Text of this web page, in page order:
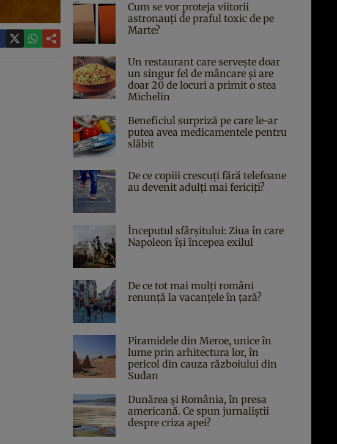
Cum se vor proteja viitorii
astronauți de praful toxic de pe
Marte?
Un restaurant care servește doar
un singur fel de mâncare și are
doar 20 de locuri a primit o stea
Michelin
Beneficiul surpriză pe care le-ar
putea avea medicamentele pentru
slăbit
De ce copiii crescuți fără telefoane
au devenit adulți mai fericiți?
Începutul sfârşitului: Ziua în care
Napoleon îşi începea exilul
De ce tot mai mulți români
renunță la vacanțele în țară?
Piramidele din Meroe, unice în
lume prin arhitectura lor, în
pericol din cauza războiului din
Sudan
Dunărea și România, în presa
americană. Ce spun jurnaliștii
despre criza apei?